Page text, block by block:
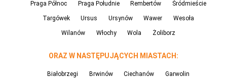
Praga Północ Praga Południe Rembertów Śródmieście
Targówek Ursus Ursynów Wawer Wesoła
Wilanów Włochy Wola Żoliborz
ORAZ W NASTĘPUJĄCYCH MIASTACH:
Białobrzegi Brwinów Ciechanów Garwolin